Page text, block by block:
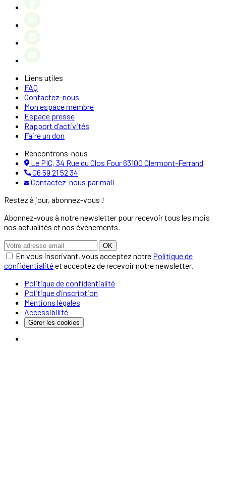
Liens utiles
FAQ
Contactez-nous
Mon espace membre
Espace presse
Rapport d’activités
Faire un don
Rencontrons-nous
Le PIC, 34 Rue du Clos Four 63100 Clermont-Ferrand
06 59 21 52 34
Contactez-nous par mail
Restez à jour, abonnez-vous !
Abonnez-vous à notre newsletter pour recevoir tous les mois
nos actualités et nos évènements.
OK
En vous inscrivant, vous acceptez notre Politique de
confidentialitéet acceptez de recevoir notre newsletter.
Politique de confidentialité
Politique d’inscription
Mentions légales
Accessibilité
Gérer les cookies